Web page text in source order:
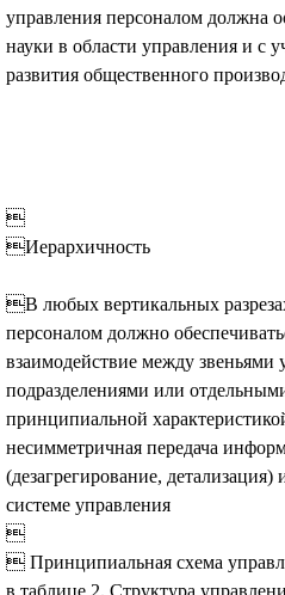
управления персоналом должна
науки в области управления и с
развития общественного

Иерархичность
В любых вертикальных
персоналом должно
взаимодействие между звеньями
подразделениями или
принципиальной
несимметричная передача
(дезагрегирование,
системе управления

 Принципиальная схема
в таблице 2. Структура